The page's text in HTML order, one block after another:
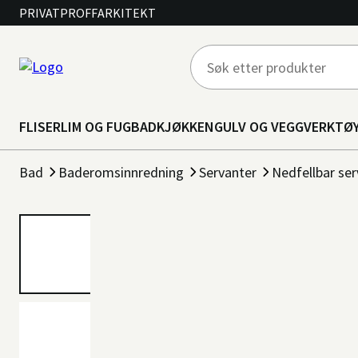
PRIVATPROFFARKITEKT
FLISERLIM OG FUGBADKJØKKENGULV OG VEGG
Bad Baderomsinnredning Servanter Nedfellbar